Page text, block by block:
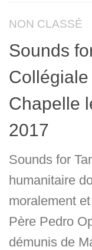
NON CLASSÉ
Sounds
Chapelle
2017
Sounds for
humanitaire
moralement
Père Pedro
démunis de